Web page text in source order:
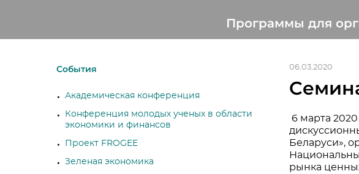
Программы для
События
Академическая конференция
Конференция молодых ученых в области
экономики и финансов
Проект FROGEE
Зеленая экономика
06.03.2020
6 марта
Беларуси»,
рынка